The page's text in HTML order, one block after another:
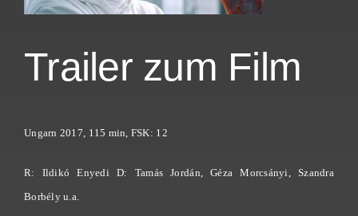
Trailer zum Film
Ungarn 2017, 115 min, FSK: 12
R: Ildikó Enyedi D: Tamás Jordán,Géza Morcsányi, Szandra
Borbélyu.a.